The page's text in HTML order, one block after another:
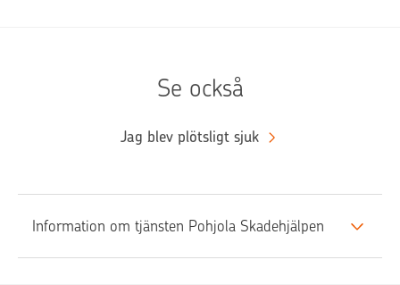
Se också
Jag blev plötsligt sjuk
Information om tjänsten Pohjola Skadehjälpen